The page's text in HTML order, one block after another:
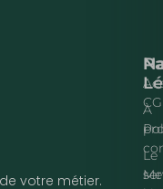
votre métier.
À
Le